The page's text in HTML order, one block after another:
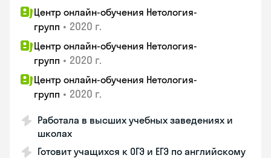
Центр онлайн-обучения Нетология-
групп • 2020 г.
Центр онлайн-обучения Нетология-
групп • 2020 г.
Центр онлайн-обучения Нетология-
групп • 2020 г.
Работала в высших учебных заведениях и
школах
Готовит учащихся к ОГЭ и ЕГЭ по английскому